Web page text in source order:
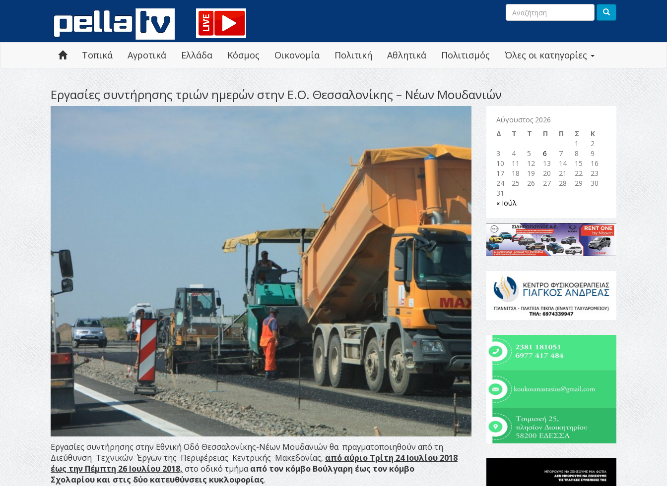
Όλες οι κατηγορίες
Τοπικά Αγροτικά Ελλάδα Κόσμος Οικονομία Πολιτική Αθλητικά Πολιτισμός
Εργασίες συντήρησης τριών ημερών στην Ε.Ο. Θεσσαλονίκης – Νέων Μουδανιών
Εργασίες συντήρησης στην Εθνική Οδό Θεσσαλονίκης-Νέων Μουδανιών θα πραγματοποιηθούν από τη
Διεύθυνση Τεχνικών Έργων της Περιφέρειας Κεντρικής Μακεδονίας,από αύριο Τρίτη 24 Ιουλίου 2018
έως την Πέμπτη 26 Ιουλίου 2018, στο οδικό τμήμααπό τον κόμβο Βούλγαρη έως τον κόμβο
Σχολαρίου και στις δύο κατευθύνσεις κυκλοφορίας.
Αύγουστος 2026
Δ
Τ Τ Π Π Σ
Κ
1
2
3
4 5 6 7 8
9
10
11 12 13 14 15
16
17
18 19 20 21 22
23
24
25 26 27 28 29
30
31
« Ιούλ